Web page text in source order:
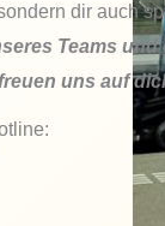
dir auch
Teams
uns auf